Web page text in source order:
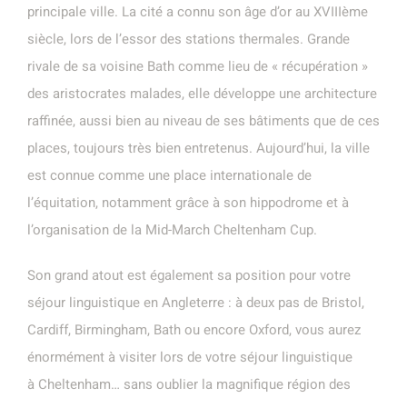
principale ville. La cité a connu son âge d’or au XVIIIème
siècle, lors de l’essor des stations thermales. Grande
rivale de sa voisine Bath comme lieu de « récupération »
des aristocrates malades, elle développe une architecture
raffinée, aussi bien au niveau de ses bâtiments que de ces
places, toujours très bien entretenus. Aujourd’hui, la ville
est connue comme une place internationale de
l’équitation, notamment grâce à son hippodrome et à
l’organisation de la Mid-March Cheltenham Cup.
Son grand atout est également sa position pour votre
séjour linguistique en Angleterre : à deux pas de Bristol,
Cardiff, Birmingham, Bath ou encore Oxford, vous aurez
énormément à visiter lors de votre séjour linguistique
à Cheltenham… sans oublier la magnifique région des